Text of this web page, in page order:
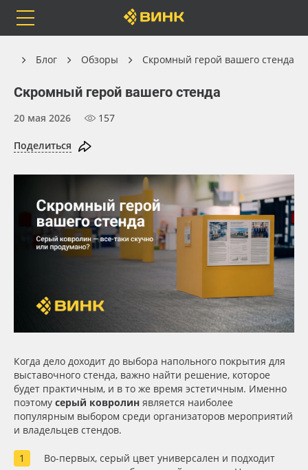
Orafol
Бренды
Доставка
Сервис
Компания
Контакты
Блог
Рулонные материалы
Самоклеящиеся плёнки
Листовые материалы
Клей, скотчи и крепёж
Профильные системы
Сублимация и термотрансфер
Светотехника
Блог Обзоры Скромный герой вашего стенда
Скромный герой вашего стенда
20 мая 2026 157
Поделиться
Когда дело доходит до выбора напольного покрытия для
выставочного стенда, важно найти решение, которое
будет практичным, и в то же время эстетичным. Именно
поэтому серый ковролин является наиболее
популярным выбором среди организаторов мероприятий
и владельцев стендов.
Во-первых, серый цвет универсален и подходит